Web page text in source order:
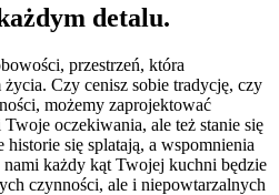
detalu.
przestrzeń, która
Czy cenisz sobie tradycję, czy
możemy zaprojektować
oczekiwania, ale też stanie się
historie się splatają, a wspomnienia
każdy kąt Twojej kuchni będzie
czynności, ale i niepowtarzalnych